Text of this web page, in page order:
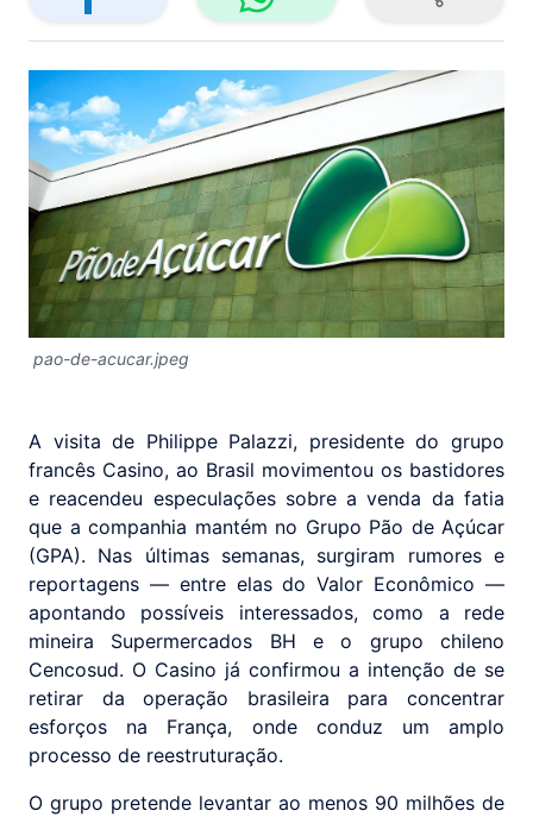
pao-de-acucar.jpeg
A visita de Philippe Palazzi, presidente do grupo
francês Casino, ao Brasil movimentou os bastidores
e reacendeu especulações sobre a venda da fatia
que a companhia mantém no Grupo Pão de Açúcar
(GPA). Nas últimas semanas, surgiram rumores e
reportagens — entre elas do Valor Econômico —
apontando possíveis interessados, como a rede
mineira Supermercados BH e o grupo chileno
Cencosud. O Casino já confirmou a intenção de se
retirar da operação brasileira para concentrar
esforços na França, onde conduz um amplo
processo de reestruturação.
O grupo pretende levantar ao menos 90 milhões de